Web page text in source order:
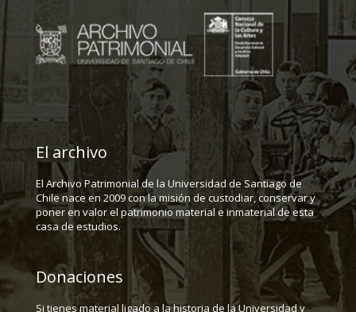
El archivo
El Archivo Patrimonial de la Universidad de Santiago de
Chile nace en 2009 con la misión de custodiar, conservar y
poner en valor el patrimonio material e inmaterial de esta
casa de estudios.
Donaciones
Si tienes material ligado a la historia de la Universidad y